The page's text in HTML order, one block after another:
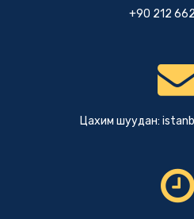
+90 212
Цахим шуудан: